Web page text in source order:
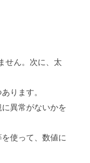
せん。次に、太
ります。
異常がないかを
使って、数値に